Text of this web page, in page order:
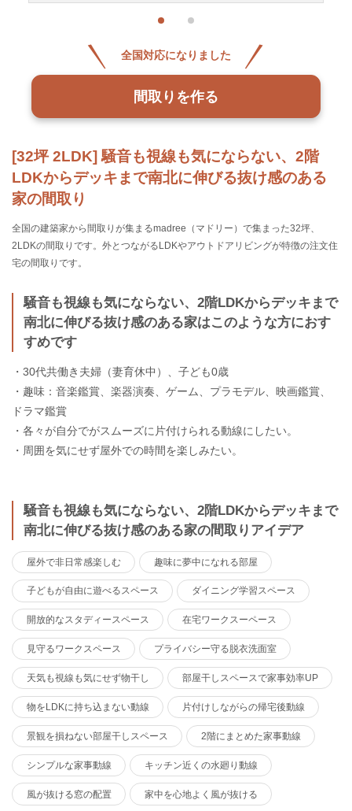
[32坪 2LDK] 騒音も視線も気にならない、2階
LDKからデッキまで南北に伸びる抜け感のある
家の間取り
全国の建築家から間取りが集まるmadree（マドリー）で集まった32坪、
2LDKの間取りです。外とつながるLDKやアウトドアリビングが特徴の注文住
宅の間取りです。
騒音も視線も気にならない、2階LDKからデッキまで
南北に伸びる抜け感のある家はこのような方におす
すめです
・30代共働き夫婦（妻育休中）、子ども0歳
・趣味：音楽鑑賞、楽器演奏、ゲーム、プラモデル、映画鑑賞、
ドラマ鑑賞
・各々が自分でがスムーズに片付けられる動線にしたい。
・周囲を気にせず屋外での時間を楽しみたい。
騒音も視線も気にならない、2階LDKからデッキまで
南北に伸びる抜け感のある家の間取りアイデア
屋外で非日常感楽しむ 趣味に夢中になれる部屋
子どもが自由に遊べるスペース ダイニング学習スペース
開放的なスタディースペース 在宅ワークスーペース
見守るワークスペース プライバシー守る脱衣洗面室
天気も視線も気にせず物干し 部屋干しスペースで家事効率UP
物をLDKに持ち込まない動線 片付けしながらの帰宅後動線
景観を損ねない部屋干しスペース 2階にまとめた家事動線
シンプルな家事動線 キッチン近くの水廻り動線
風が抜ける窓の配置 家中を心地よく風が抜ける
全国対応になりました
間取りを作る